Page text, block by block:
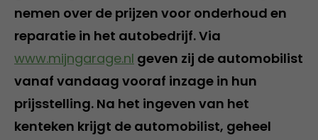
nemen over de prijzen voor onderhoud en
reparatie in het autobedrijf. Via
www.mijngarage.nl geven zij de automobilist
vanaf vandaag vooraf inzage in hun
prijsstelling. Na het ingeven van het
kenteken krijgt de automobilist, geheel